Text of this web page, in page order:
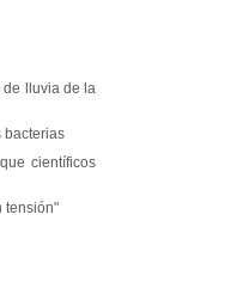
de lluvia de la
bacterias
científicos
tensión"